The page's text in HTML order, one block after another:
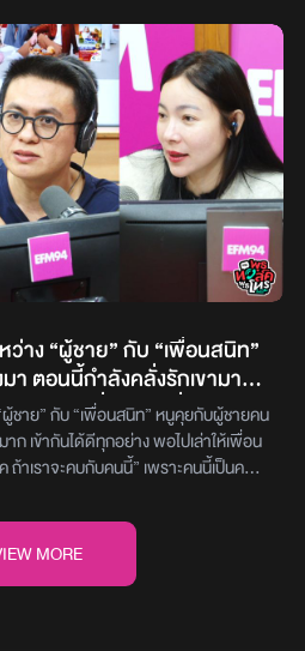
วว่าหนูจะแพ้ผู้หญิงที่เป็นมือที่สาม คำถาม
ำยังไงต่อไปดี ในเมื่อฝั่งทางแฟนไม่ให้
ได้ให้คำปรึกษาว่า ‘ผู้ชายแบบนี้น่ากลัว
ท่านั้น กลับไปอยู่บ้านพ่อแม่ก็โดนตาม
ำหนูตั้งกี่ครั้งแล้วหนูยังทนได้เลย ฉะนั้นหนู
ล้วก็หนี หนีไปอยู่กับใครสักคนนึงที่เขาไม่รู้
ลี่ยนเบอร์เลย ไม่งั้นชีวิตพ้นน้ำยากมาก อี
นอีตัวเมียใหม่มันดี แต่คือถ้าเขายังหึง
ามแน่นอน แล้วอีกอย่างนึงก็คือการมีหนู
ขาสามารถมีคนอื่นก็ได้ ซึ่งผู้หญิงฉลาด ๆ
ปอยู่กับใครสักพักนึง แล้วก็ค่อยหางานทำ
กอย่างเลย ส่วนพ่อแม่เขาก็ช่าง ไม่ใช่
ไปทนทุกข์ บ้าหรือเปล่า การที่เราได้ลูกเขา
ป็นผัวคือแพ้กว่า ห่วงอีมือที่สามเหอะอีนั่น
ด้ให้คำปรึกษาว่า ‘หนีไปที่ ๆ เขาไม่รู้ แต่ว่า
ล้วหนูก็ลบทุกอย่างที่จะตามได้ โซเชียล
อน ไปเริ่มชีวิตใหม่ไปหางานใหม่ทำ แล้ว
มึงไม่ควรอยู่ด้วยกันได้แล้ว แต่มึงยังหาก
บีบครั้งนึงได้แล้วพี่ว่านางทำได้อีกแหละ’
ด้ให้คำปรึกษาว่า ‘จริง ๆ มันหมดคำถาม
รอื่นเลย คืออย่างที่หอมบอกแค่มีชู้มันก็
สองในรายการพุธทอล์ค พุธโทร เมื่อคืน
รเข้ามาปรึกษา ‘ดีเจเผือก - ดีเจเติ้ล -
อฟฟิศ ทำงาน โดย “คุณกิ่ง (นาม
งานปัจจุบันทำเกี่ยวกับโปรเจกต์ ควบคู่กับ
นี่มา 2 ปีกว่าแล้ว ก่อนหน้านี้กิ่งเคยทำ
มภาษณ์งานที่นี่ ตอนนั้นกิ่งอายุ 24 ปี
ที่คาดหวังไว้ จนเวลาผ่านไปเราคิดว่า
ด้รับลูกค้าหลายเจ้า ได้ประสบการณ์มาก
านเกินเงินเดือนแล้ว ควรได้รับค่า
งานที่มันเริ่มโหลด และภาระการเดิน
70 กิโล ด้วยระบบองค์กรที่บริษัทเราที่มี
3 – 5 % ในการปรับเงินเดือน มันเล็ก
รับค่าครองชีพที่เป็นอยู่ จนเมื่ออาทิตย์ที่
ค์กรนั้นเป็นองค์กรลักษณะเดียวกันกับที่
วบอกว่าเห็น RESUME ของเราในเว็บ
มบัติ ประสบการณ์เราดูตรงกับตำแหน่งที่
งสัมภาษณ์กับทางบริษัทนั้นไป หลังจาก
าอัปเดตเอกสาร RESUME โดยให้ระบุ
าเจอมาตลอดคือเขาจะถามแค่เงินเดือน
มเงินเดือนปัจจุบันมาก่อน เราคิดว่ามันมีข้อ
งเขาไปแล้ว เขาจะกดเงินเดือนที่เราเรียก
าง “ผู้ชาย” กับ “เพื่อนสนิท”
ตอนนี้กำลังคลั่งรักเขามาก
ไปเล่าให้เพื่อนฟัง เพื่อนกลับ
าจะคบกับคนนี้” เพราะคนนี้เป็น
น
ชาย” กับ “เพื่อนสนิท” หนูคุยกับผู้ชายคน
ก เข้ากันได้ดีทุกอย่าง พอไปเล่าให้เพื่อน
ถ้าเราจะคบกับคนนี้” เพราะคนนี้เป็นคน
ลูกแล้วด้วยถ้าเป็นทุกคน จะเลือกอะไรกัน
อายุ 29 ปี สายที่สองในรายการ พุธ
านมา [30 ก.ค 68] ได้โทรเข้ามาปรึกษา
MORE